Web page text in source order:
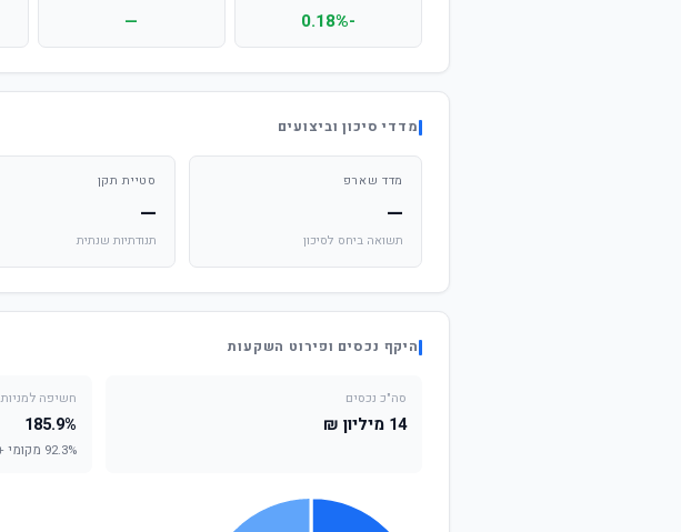
-0.18%
—
מדדי סיכון וביצועים
מדד שארפ
—
תשואה ביחס לסיכון
סטיית תקן
—
תנודתיות שנתית
היקף נכסים ופירוט השקעות
סה"כ נכסים
14 מיליון ₪
חשיפה למניות
185.9%
92.3% מקומי + 93.6% חו"ל